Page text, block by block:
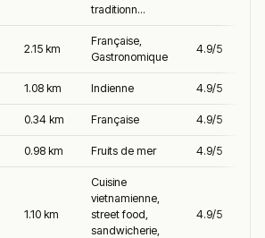
traditionn...
2.15 km
Française,
Gastronomique
4.9/5
1.08 km Indienne 4.9/5
0.34 km Française 4.9/5
0.98 km Fruits de mer 4.9/5
1.10 km
Cuisine
vietnamienne,
street food,
sandwicherie,
4.9/5